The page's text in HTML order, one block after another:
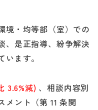
境・均等部（室）での
、是正指導、紛争解決
ます。
3.6%減) 、相談内容別
メント（第 11 条関